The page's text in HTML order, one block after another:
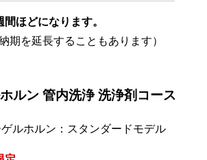
ほどになります。
期を延長することもあります）
ルン 管内洗浄 洗浄剤コース
ルホルン：スタンダードモデル